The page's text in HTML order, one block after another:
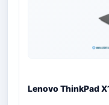
Lenovo ThinkPad